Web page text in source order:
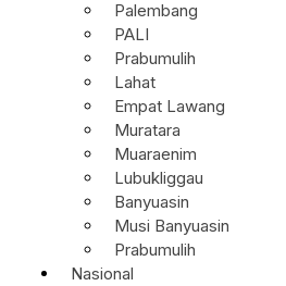
Palembang
PALI
Prabumulih
Lahat
Empat Lawang
Muratara
Muaraenim
Lubukliggau
Banyuasin
Musi Banyuasin
Prabumulih
Nasional